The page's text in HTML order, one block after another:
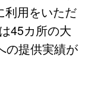
利用をいただ
45カ所の大
の提供実績が